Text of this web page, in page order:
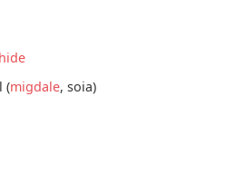
(migdale, soia)